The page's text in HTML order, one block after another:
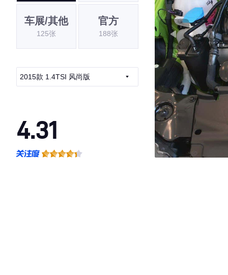
车展/其他
125张
官方
188张
2015款 1.4TSI 风尚版
4.31